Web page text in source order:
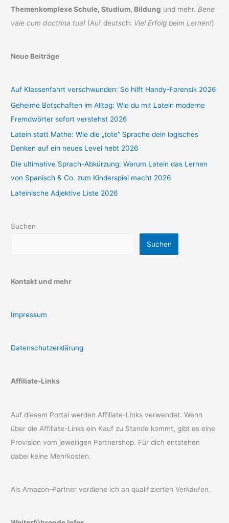
Themenkomplexe Schule, Studium, Bildung und mehr. Bene
vale cum doctrina tua! (Auf deutsch: Viel Erfolg beim Lernen!)
Neue Beiträge
Auf Klassenfahrt verschwunden: So hilft Handy-Forensik 2026
Geheime Botschaften im Alltag: Wie du mit Latein moderne
Fremdwörter sofort verstehst 2026
Latein statt Mathe: Wie die „tote“ Sprache dein logisches
Denken auf ein neues Level hebt 2026
Die ultimative Sprach-Abkürzung: Warum Latein das Lernen
von Spanisch & Co. zum Kinderspiel macht 2026
Lateinische Adjektive Liste 2026
Suchen
Suchen
Kontakt und mehr
Impressum
Datenschutzerklärung
Affiliate-Links
Auf diesem Portal werden Affiliate-Links verwendet. Wenn
über die Affiliate-Links ein Kauf zu Stande kommt, gibt es eine
Provision vom jeweiligen Partnershop. Für dich entstehen
dabei keine Mehrkosten.
Als Amazon-Partner verdiene ich an qualifizierten Verkäufen.